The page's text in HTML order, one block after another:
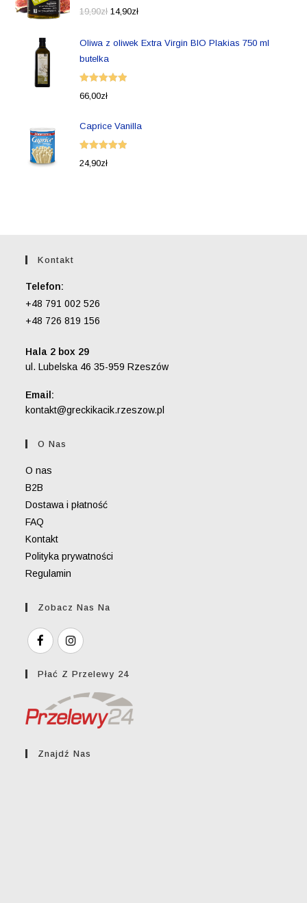
Oceniono
19,90zł 14,90zł
Oliwa z oliwek Extra Virgin BIO Plakias 750 ml
butelka
Oceniono
66,00zł
Caprice Vanilla
Oceniono
24,90zł
Kontakt
Telefon:
+48 791 002 526
+48 726 819 156
Hala 2 box 29
ul. Lubelska 46 35-959 Rzeszów
Email:
kontakt@greckikacik.rzeszow.pl
O Nas
O nas
B2B
Dostawa i płatność
FAQ
Kontakt
Polityka prywatności
Regulamin
Zobacz Nas Na
Płać Z Przelewy 24
Znajdź Nas